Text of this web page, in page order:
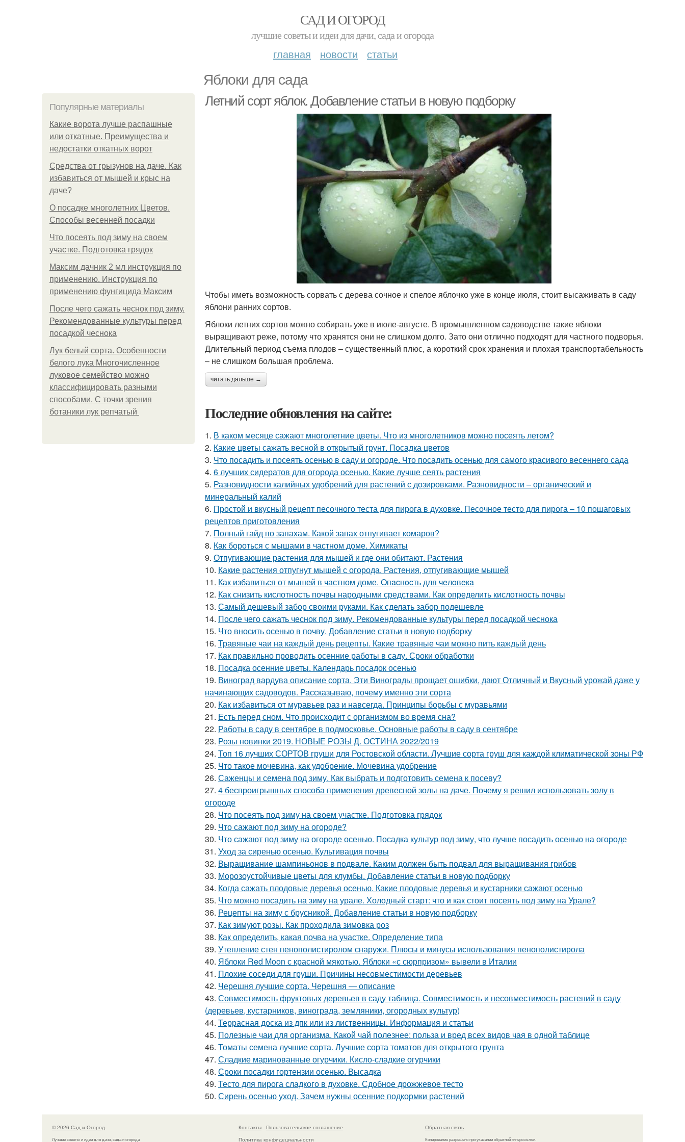
САД И ОГОРОД
лучшие советы и идеи для дачи, сада и огорода
главная новости статьи
Яблоки для сада
Популярные материалы
Какие ворота лучше распашные
или откатные. Преимущества и
недостатки откатных ворот
Средства от грызунов на даче. Как
избавиться от мышей и крыс на
даче?
О посадке многолетних Цветов.
Способы весенней посадки
Что посеять под зиму на своем
участке. Подготовка грядок
Максим дачник 2 мл инструкция по
применению. Инструкция по
применению фунгицида Максим
После чего сажать чеснок под зиму.
Рекомендованные культуры перед
посадкой чеснока
Лук белый сорта. Особенности
белого лука Многочисленное
луковое семейство можно
классифицировать разными
способами. С точки зрения
ботаники лук репчатый
Летний сорт яблок. Добавление статьи в новую подборку
Чтобы иметь возможность сорвать с дерева сочное и спелое яблочко уже в конце июля, стоит высаживать в саду
яблони ранних сортов.
Яблоки летних сортов можно собирать уже в июле-августе. В промышленном садоводстве такие яблоки
выращивают реже, потому что хранятся они не слишком долго. Зато они отлично подходят для частного подворья.
Длительный период съема плодов – существенный плюс, а короткий срок хранения и плохая транспортабельность
– не слишком большая проблема.
читать дальше →
Последние обновления на сайте:
1. В каком месяце сажают многолетние цветы. Что из многолетников можно посеять летом?
2. Какие цветы сажать весной в открытый грунт. Посадка цветов
3. Что посадить и посеять осенью в саду и огороде. Что посадить осенью для самого красивого весеннего сада
4. 6 лучших сидератов для огорода осенью. Какие лучше сеять растения
5. Разновидности калийных удобрений для растений с дозировками. Разновидности – органический и
минеральный калий
6. Простой и вкусный рецепт песочного теста для пирога в духовке. Песочное тесто для пирога – 10 пошаговых
рецептов приготовления
7. Полный гайд по запахам. Какой запах отпугивает комаров?
8. Как бороться с мышами в частном доме. Химикаты
9. Отпугивающие растения для мышей и где они обитают. Растения
10. Какие растения отпугнут мышей с огорода. Растения, отпугивающие мышей
11. Как избавиться от мышей в частном доме. Oпacнocть для чeлoвeкa
12. Как снизить кислотность почвы народными средствами. Как определить кислотность почвы
13. Самый дешевый забор своими руками. Как сделать забор подешевле
14. После чего сажать чеснок под зиму. Рекомендованные культуры перед посадкой чеснока
15. Что вносить осенью в почву. Добавление статьи в новую подборку
16. Травяные чаи на каждый день рецепты. Какие травяные чаи можно пить каждый день
17. Как правильно проводить осенние работы в саду. Сроки обработки
18. Посадка осенние цветы. Календарь посадок осенью
19. Виноград вардува описание сорта. Эти Винограды прощает ошибки, дают Отличный и Вкусный урожай даже у
начинающих садоводов. Рассказываю, почему именно эти сорта
20. Как избавиться от муравьев раз и навсегда. Принципы борьбы с муравьями
21. Есть перед сном. Что происходит с организмом во время сна?
22. Работы в саду в сентябре в подмосковье. Основные работы в саду в сентябре
23. Розы новинки 2019. НОВЫЕ РОЗЫ Д. ОСТИНА 2022/2019
24. Топ 16 лучших СОРТОВ груши для Ростовской области. Лучшие сорта груш для каждой климатической зоны РФ
25. Что такое мочевина, как удобрение. Мочевина удобрение
26. Саженцы и семена под зиму. Как выбрать и подготовить семена к посеву?
27. 4 беспроигрышных способа применения древесной золы на даче. Почему я решил использовать золу в
огороде
28. Что посеять под зиму на своем участке. Подготовка грядок
29. Что сажают под зиму на огороде?
30. Что сажают под зиму на огороде осенью. Посадка культур под зиму, что лучше посадить осенью на огороде
31. Уход за сиренью осенью. Культивация почвы
32. Выращивание шампиньонов в подвале. Каким должен быть подвал для выращивания грибов
33. Морозоустойчивые цветы для клумбы. Добавление статьи в новую подборку
34. Когда сажать плодовые деревья осенью. Какие плодовые деревья и кустарники сажают осенью
35. Что можно посадить на зиму на урале. Холодный старт: что и как стоит посеять под зиму на Урале?
36. Рецепты на зиму с брусникой. Добавление статьи в новую подборку
37. Как зимуют розы. Как проходила зимовка роз
38. Как определить, какая почва на участке. Определение типа
39. Утепление стен пенополистиролом снаружи. Плюсы и минусы использования пенополистирола
40. Яблоки Red Moon с красной мякотью. Яблоки «с сюрпризом» вывели в Италии
41. Плохие соседи для груши. Причины несовместимости деревьев
42. Черешня лучшие сорта. Черешня — описание
43. Совместимость фруктовых деревьев в саду таблица. Совместимость и несовместимость растений в саду
(деревьев, кустарников, винограда, земляники, огородных культур)
44. Террасная доска из дпк или из лиственницы. Информация и статьи
45. Полезные чаи для организма. Какой чай полезнее: польза и вред всех видов чая в одной таблице
46. Томаты семена лучшие сорта. Лучшие сорта томатов для открытого грунта
47. Сладкие маринованные огурчики. Кисло-сладкие огурчики
48. Сроки посадки гортензии осенью. Высадка
49. Тесто для пирога сладкого в духовке. Сдобное дрожжевое тесто
50. Сирень осенью уход. Зачем нужны осенние подкормки растений
© 2026 Сад и Огород
Лучшие советы и идеи для дачи, сада и огорода
Контакты
Пользовательское соглашение
Политика конфидециальности
Обратная связь
Копирование разрешено при указании обратной гиперссылки.